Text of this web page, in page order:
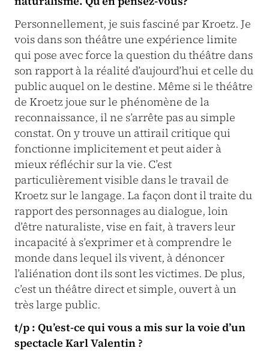
Personnellement, je suis fasciné par Kroetz. Je
vois dans son théâtre une expérience limite
qui pose avec force la question du théâtre dans
son rapport à la réalité d’aujourd’hui et celle du
public auquel on le destine. Même si le théâtre
de Kroetz joue sur le phénomène de la
reconnaissance, il ne s’arrête pas au simple
constat. On y trouve un attirail critique qui
fonctionne implicitement et peut aider à
mieux réfléchir sur la vie. C’est
particulièrement visible dans le travail de
Kroetz sur le langage. La façon dont il traite du
rapport des personnages au dialogue, loin
d’être naturaliste, vise en fait, à travers leur
incapacité à s’exprimer et à comprendre le
monde dans lequel ils vivent, à dénoncer
l’aliénation dont ils sont les victimes. De plus,
c’est un théâtre direct et simple, ouvert à un
très large public.
t/p : Qu’est-ce qui vous a mis sur la voie d’un
spectacle Karl Valentin ?